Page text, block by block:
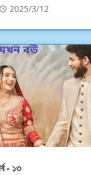
2025/3/12
- ১৩